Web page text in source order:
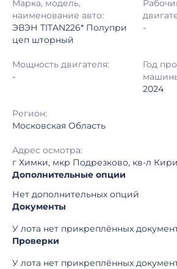
Шаг торгов: 50 000 ₽
Кол-во ставок:
Регион:
Марка, модель,
наименование авто:
ЭВЭН TITAN226* Полупри
цеп шторный
-
Мощность двигателя:
-
Год
2024
Регион:
Московская Область
Адрес осмотра:
г Химки, мкр Подрезково, кв-л
Дополнительные опции
Нет дополнительных опций
Документы
У лота нет прикреплённых
Проверки
У лота нет прикреплённых